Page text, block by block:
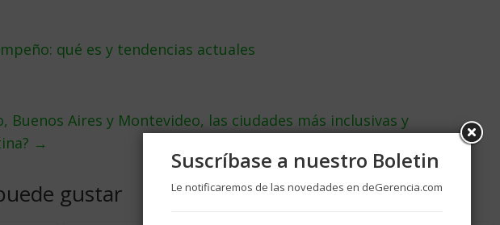
qué es y tendencias actuales
Buenos Aires y Montevideo, las ciudades más inclusivas y
→
gustar
Suscríbase a nuestro Boletin
Le notificaremos de las novedades en deGerencia.com